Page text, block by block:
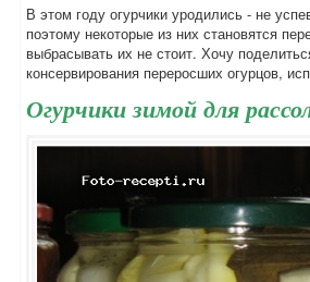
В этом году огурчики уродились - не
поэтому некоторые из них становятся
выбрасывать их не стоит. Хочу
консервирования переросших огурцов,
Огурчики зимой для